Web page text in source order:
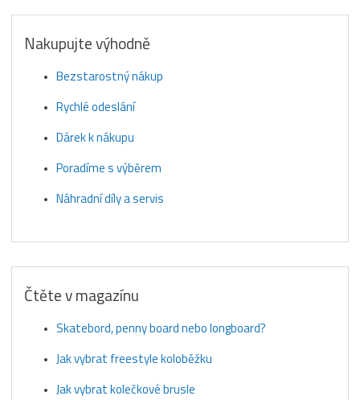
Nakupujte výhodně
Bezstarostný nákup
Rychlé odeslání
Dárek k nákupu
Poradíme s výběrem
Náhradní díly a servis
Čtěte v magazínu
Skatebord, penny board nebo longboard?
Jak vybrat freestyle koloběžku
Jak vybrat kolečkové brusle